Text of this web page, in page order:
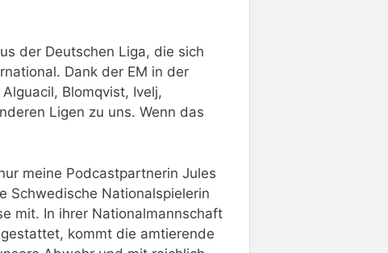
der Deutschen Liga, die sich
Dank der EM in der
Blomqvist, Ivelj,
Ligen zu uns. Wenn das
meine Podcastpartnerin Jules
Schwedische Nationalspielerin
mit. In ihrer Nationalmannschaft
kommt die amtierende